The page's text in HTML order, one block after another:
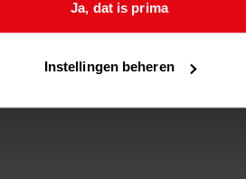
Ja, dat is prima
Instellingen beheren